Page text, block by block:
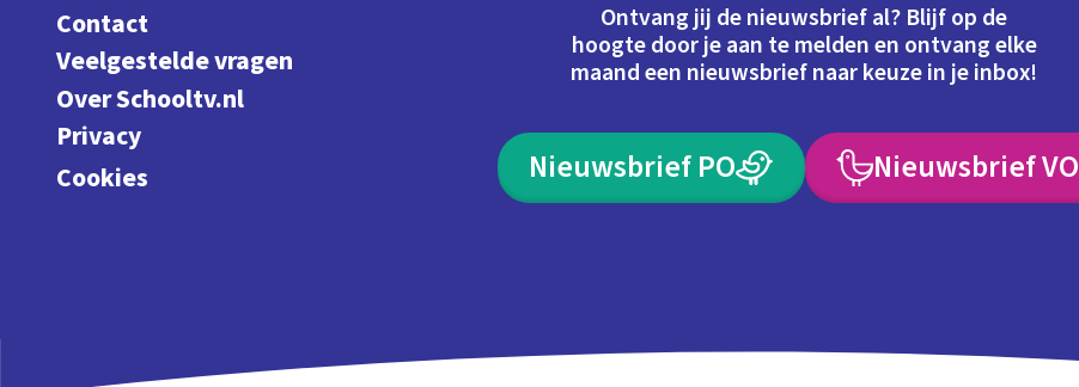
Contact
Veelgestelde vragen
Over Schooltv.nl
Privacy
Cookies
Ontvang jij de nieuwsbrief al? Blijf op de
hoogte door je aan te melden en ontvang elke
maand een nieuwsbrief naar keuze in je inbox!
Nieuwsbrief PO Nieuwsbrief VO